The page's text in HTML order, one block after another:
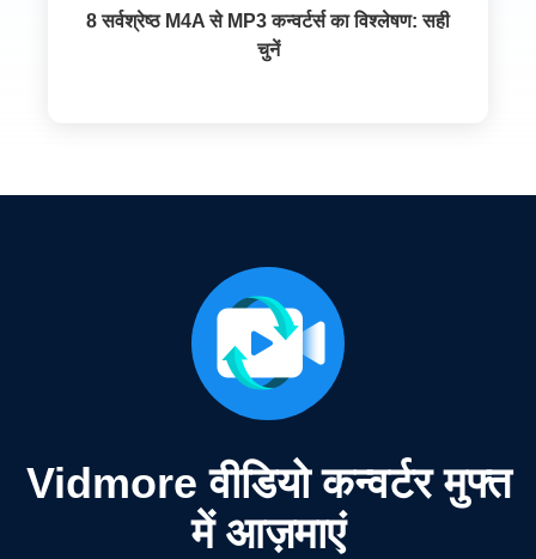
8 सर्वश्रेष्ठ M4A से MP3 कन्वर्टर्स का विश्लेषण: सही
चुनें
Vidmore वीडियो कन्वर्टर मुफ्त
में आज़माएं